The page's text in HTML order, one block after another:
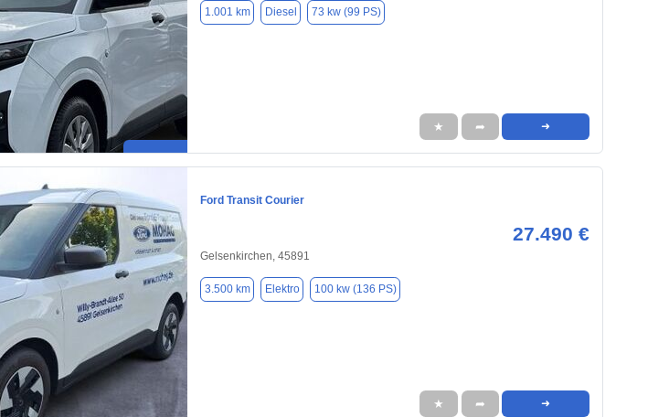
1.001 km Diesel 73 kw (99 PS)
★ ➦ ➜
Ford Transit Courier
27.490 €
Gelsenkirchen, 45891
3.500 km Elektro 100 kw (136 PS)
★ ➦ ➜